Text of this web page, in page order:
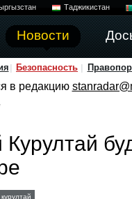
Таджикистан
Новости
Безопасность
в редакцию
курултай